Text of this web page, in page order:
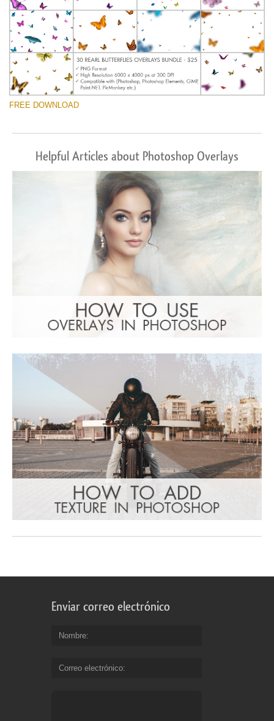
FREE DOWNLOAD
Helpful Articles about Photoshop Overlays
Enviar correo electrónico
Nombre
Correo electrónico